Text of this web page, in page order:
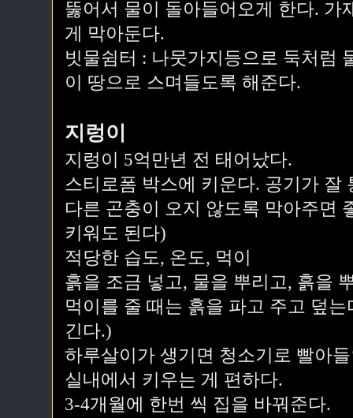
뚫어서 물이 돌아들어오게 한다. 가
게 막아둔다.
빗물쉼터 : 나뭇가지등으로 둑처럼
이 땅으로 스며들도록 해준다.
지렁이
지렁이 5억만년 전 태어났다.
스티로폼 박스에 키운다. 공기가 잘
다른 곤충이 오지 않도록 막아주면
키워도 된다)
적당한 습도, 온도, 먹이
흙을 조금 넣고, 물을 뿌리고, 흙을
먹이를 줄 때는 흙을 파고 주고 덮
긴다.)
하루살이가 생기면 청소기로 빨아
실내에서 키우는 게 편하다.
3-4개월에 한번 씩 집을 바꿔준다.